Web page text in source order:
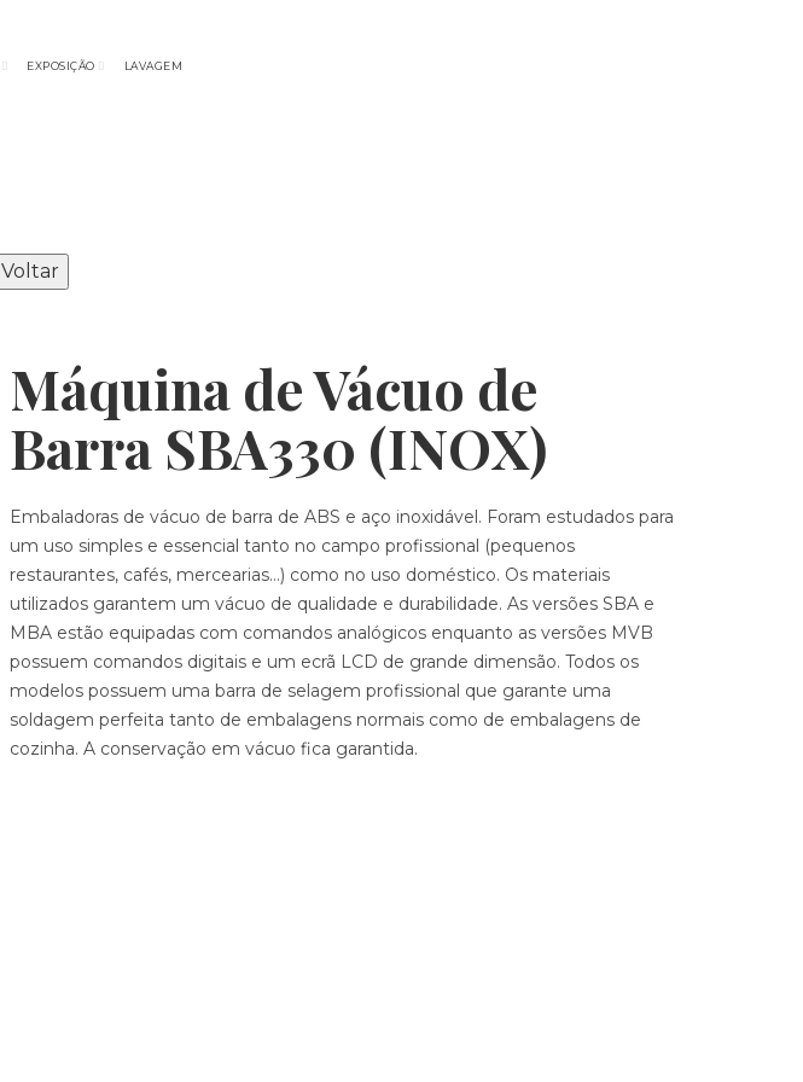
EXPOSIÇÃO LAVAGEM
Voltar
Máquina de Vácuo de
Barra SBA330 (INOX)
Embaladoras de vácuo de barra de ABS e aço inoxidável. Foram estudados para
um uso simples e essencial tanto no campo profissional (pequenos
restaurantes, cafés, mercearias...) como no uso doméstico. Os materiais
utilizados garantem um vácuo de qualidade e durabilidade. As versões SBA e
MBA estão equipadas com comandos analógicos enquanto as versões MVB
possuem comandos digitais e um ecrã LCD de grande dimensão. Todos os
modelos possuem uma barra de selagem profissional que garante uma
soldagem perfeita tanto de embalagens normais como de embalagens de
cozinha. A conservação em vácuo fica garantida.